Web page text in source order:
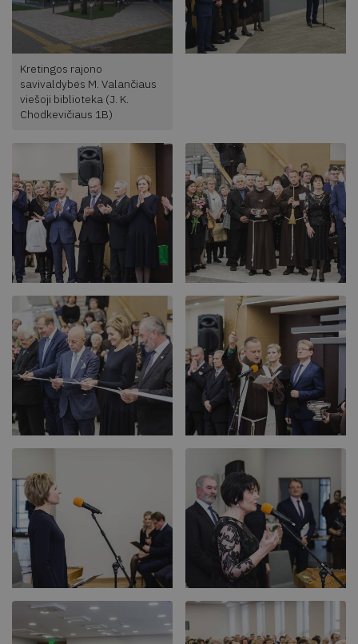
Kretingos rajono
savivaldybės M. Valančiaus
viešoji biblioteka (J. K.
Chodkevičiaus 1B)